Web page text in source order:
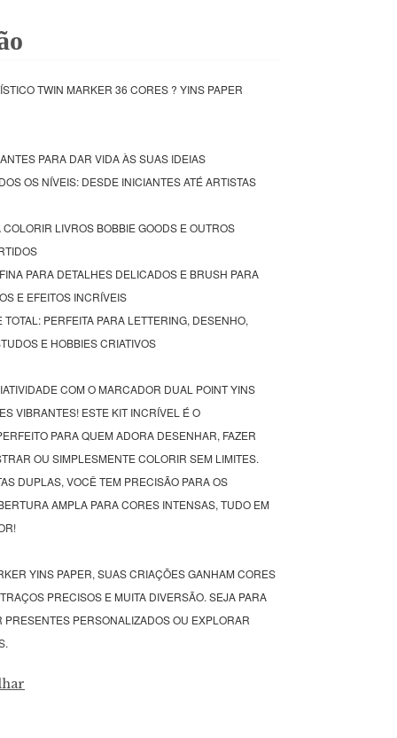
TWIN MARKER 36 CORES ? YINS PAPER
PARA DAR VIDA ÀS SUAS IDEIAS
OS NÍVEIS: DESDE INICIANTES ATÉ ARTISTAS
COLORIR LIVROS BOBBIE GOODS E OUTROS
PARA DETALHES DELICADOS E BRUSH PARA
E EFEITOS INCRÍVEIS
TOTAL: PERFEITA PARA LETTERING, DESENHO,
E HOBBIES CRIATIVOS
COM O MARCADOR DUAL POINT YINS
VIBRANTES! ESTE KIT INCRÍVEL É O
PARA QUEM ADORA DESENHAR, FAZER
OU SIMPLESMENTE COLORIR SEM LIMITES.
DUPLAS, VOCÊ TEM PRECISÃO PARA OS
AMPLA PARA CORES INTENSAS, TUDO EM
YINS PAPER, SUAS CRIAÇÕES GANHAM CORES
PRECISOS E MUITA DIVERSÃO. SEJA PARA
PRESENTES PERSONALIZADOS OU EXPLORAR